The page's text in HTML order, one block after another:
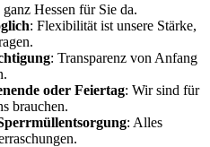
Hessen für Sie da.
: Flexibilität ist unsere Stärke,
: Transparenz von Anfang
oder Feiertag: Wir sind für
brauchen.
: Alles